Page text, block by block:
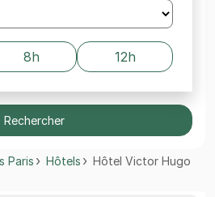
8h 12h
Rechercher
Paris Hôtels Hôtel Victor Hugo